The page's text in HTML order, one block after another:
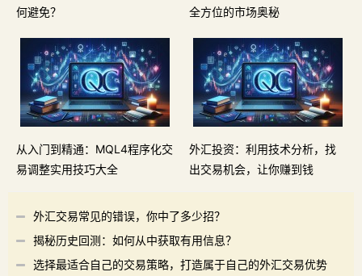
何避免？
全方位的市场奥秘
从入门到精通：MQL4程序化交
易调整实用技巧大全
外汇投资：利用技术分析，找
出交易机会，让你赚到钱
外汇交易常见的错误，你中了多少招？
揭秘历史回测：如何从中获取有用信息？
选择最适合自己的交易策略，打造属于自己的外汇交易优势